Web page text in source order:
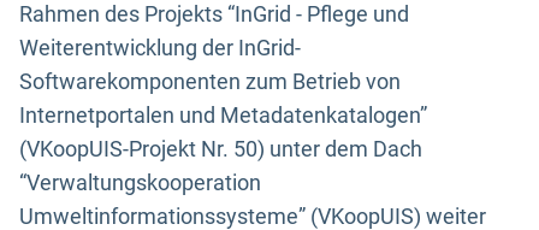
Rahmen des Projekts “InGrid - Pflege und
Weiterentwicklung der InGrid-
Softwarekomponenten zum Betrieb von
Internetportalen und Metadatenkatalogen”
(VKoopUIS-Projekt Nr. 50) unter dem Dach
“Verwaltungskooperation
Umweltinformationssysteme” (VKoopUIS) weiter